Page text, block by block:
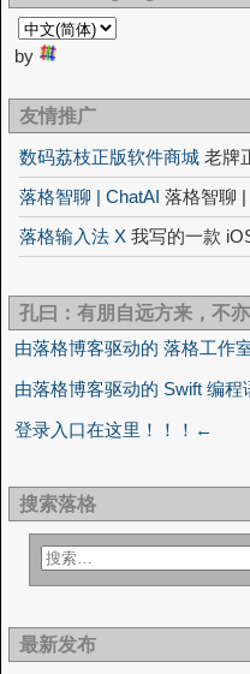
by
友情推广
数码荔枝正版软件商城 老牌
落格智聊 | ChatAI 落格智聊 |
落格输入法 X 我写的一款
孔曰：有朋自远方来，不亦
由落格博客驱动的 落格工作
由落格博客驱动的 Swift 编程
登录入口在这里！！！←
搜索落格
最新发布